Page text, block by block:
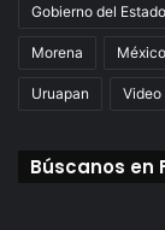
Gobierno del
Morena México
Uruapan Video
Búscanos en